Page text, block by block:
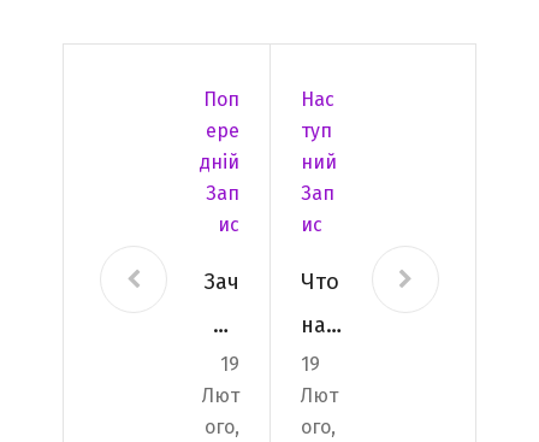
Поп
Ере
Дній
Зап
Ис
Зач
ем
нуж
19
Лют
ого,
Нас
Туп
Ний
Зап
Ис
Что
над
о
19
Лют
ого,